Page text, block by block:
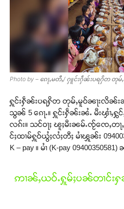
Support
တ်ႇ တူဝ်ႈလုမ်ႈၾႃႉၼၼ်ႉ ၶဝ်ႈ
ဝ်ႇၽူႈတွႆႇႁွၵ်ႈ လႆႈယူႇ
Donate
Photo by – ၵေႃႇမတီႇ/ ႁူင်းႁဵၼ်းပရႁိတ တုမ်
ႁူင်းႁဵၼ်းပရႁိတ တုမ်ႇမူဝ်ၼႃးလိၼ်းၼႆ
သွၼ် 5 ၵေႃႉ။ ႁူင်းႁဵၼ်းၼႆႉ မီးၾၢႆႇႁွ
လၵ်း။ သင်ဝႃႈ ၽူႈမီးၼမ်ႉၸႂ်ၸေႇတ
င်ႈထၢမ်ႁူဝ်ယွႆႈလႆႈတီႈ မၢႆၾူၼ်း
K – pay ။ မၢႆ (K-pay
ဢၢၼ်ႇယဝ်ႉႁူမ်ႈပၼ်တၢင်